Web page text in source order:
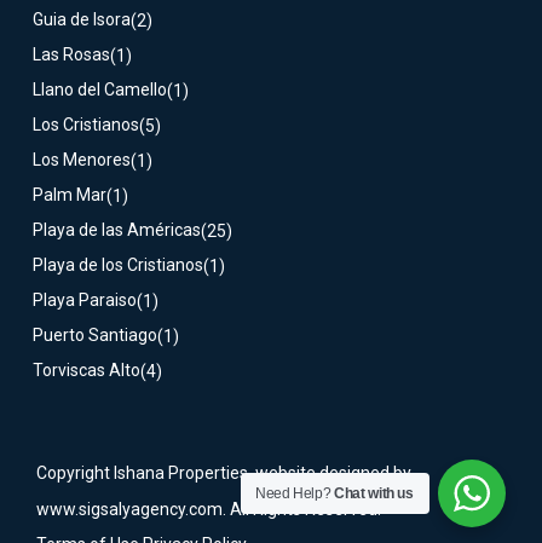
Guia de Isora(2)
Las Rosas(1)
Llano del Camello(1)
Los Cristianos(5)
Los Menores(1)
Palm Mar(1)
Playa de las Américas(25)
Playa de los Cristianos(1)
Playa Paraiso(1)
Puerto Santiago(1)
Torviscas Alto(4)
Copyright Ishana Properties, website designed by
www.sigsalyagency.com. All Rights Reserved.
Need Help?Chat with us